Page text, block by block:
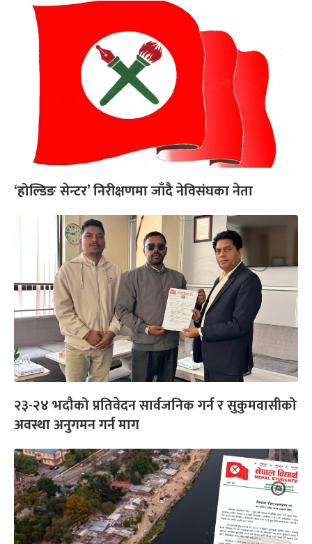
‘होल्डिङ सेन्टर’ निरीक्षणमा जाँदै नेविसंघका नेता
२३-२४ भदौको प्रतिवेदन सार्वजनिक गर्न र सुकुमवासीको
अवस्था अनुगमन गर्न माग